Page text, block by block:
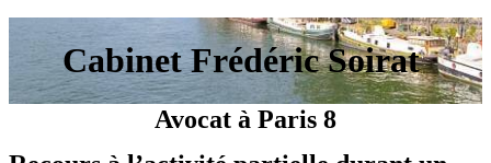
Cabinet Frédéric Soirat
Avocat à Paris 8